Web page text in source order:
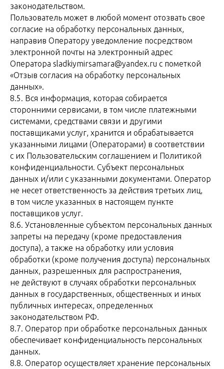
законодательством.
Пользователь может в любой момент отозвать свое
согласие на обработку персональных данных,
направив Оператору уведомление посредством
электронной почты на электронный адрес
Оператора sladkiymirsamara@yandex.ru с пометкой
«Отзыв согласия на обработку персональных
данных».
8.5. Вся информация, которая собирается
сторонними сервисами, в том числе платежными
системами, средствами связи и другими
поставщиками услуг, хранится и обрабатывается
указанными лицами (Операторами) в соответствии
с их Пользовательским соглашением и Политикой
конфиденциальности. Субъект персональных
данных и/или с указанными документами. Оператор
не несет ответственность за действия третьих лиц,
в том числе указанных в настоящем пункте
поставщиков услуг.
8.6. Установленные субъектом персональных данных
запреты на передачу (кроме предоставления
доступа), а также на обработку или условия
обработки (кроме получения доступа) персональных
данных, разрешенных для распространения,
не действуют в случаях обработки персональных
данных в государственных, общественных и иных
публичных интересах, определенных
законодательством РФ.
8.7. Оператор при обработке персональных данных
обеспечивает конфиденциальность персональных
данных.
8.8. Оператор осуществляет хранение персональных